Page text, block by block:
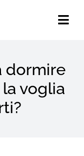
dormire
voglia